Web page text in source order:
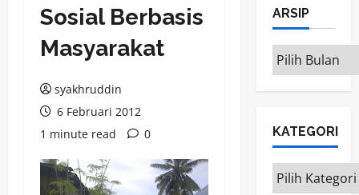
Sosial Berbasis
Masyarakat
syakhruddin
6 Februari 2012
1 minute read
0
ARSIP
ARSIP
KATEGORI
Kategori